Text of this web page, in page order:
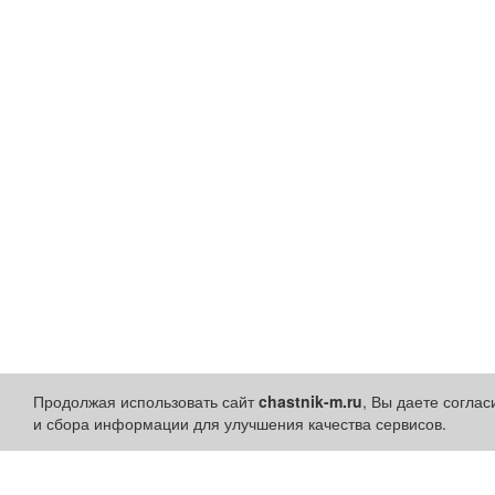
Продолжая использовать сайтchastnik-m.ru, Вы даете
и сбора информации для улучшения качества сервисов.